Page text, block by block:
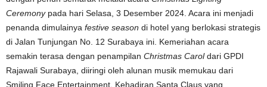
Ceremonypada hari Selasa, 3 Desember 2024. Acara ini menjadi
penanda dimulainya festive season di hotel yang berlokasi strategis
di Jalan Tunjungan No. 12 Surabaya ini. Kemeriahan acara
semakin terasa dengan penampilan Christmas Caroldari GPDI
Rajawali Surabaya, diiringi oleh alunan musik memukau dari
Smiling Face Entertainment. Kehadiran Santa Claus yang